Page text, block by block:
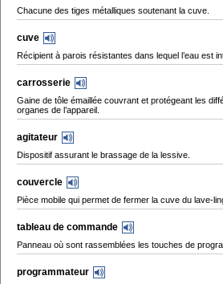
Chacune des tiges métalliques soutenant la cuve.
cuve
Récipient à parois résistantes dans lequel l’eau est
carrosserie
Gaine de tôle émaillée couvrant et protégeant les
organes de l’appareil.
agitateur
Dispositif assurant le brassage de la lessive.
couvercle
Pièce mobile qui permet de fermer la cuve du lave-
tableau de commande
Panneau où sont rassemblées les touches de
programmateur